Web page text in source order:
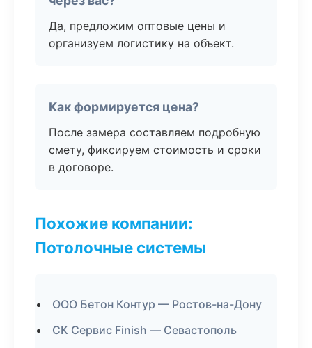
Да, предложим оптовые цены и
организуем логистику на объект.
Как формируется цена?
После замера составляем подробную
смету, фиксируем стоимость и сроки
в договоре.
Похожие компании:
Потолочные системы
ООО Бетон Контур — Ростов-на-Дону
СК Сервис Finish — Севастополь